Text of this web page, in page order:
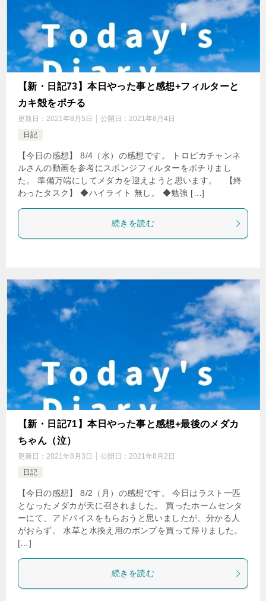
【新・日記73】本日やった事と感想+フィルターと
カキ殻をポチる
更新日： 2021年8月5日 公開日： 2021年8月4日
日記
【今日の感想】 8/4（水）の感想です。 トロピカチャンネ
ルさんの動画を参考にスポンジフィルターをポチりまし
た。 準備万端にしてメダカを迎えようと思います。 【終
わったタスク】 ◆ハイライト 無し。 ◆勉強 […]
続きを読む
【新・日記71】本日やった事と感想+最後のメダカ
ちゃん（泣）
更新日： 2021年8月3日 公開日： 2021年8月2日
日記
【今日の感想】 8/2（月）の感想です。 今日はラスト一匹
となったメダカが天に召されました。 買ったホームセンタ
ーにて、アドバイスをもらおうと思いましたが、分かる人
がおらず。 水草と水換え用のポンプを買って帰りました。
[…]
続きを読む